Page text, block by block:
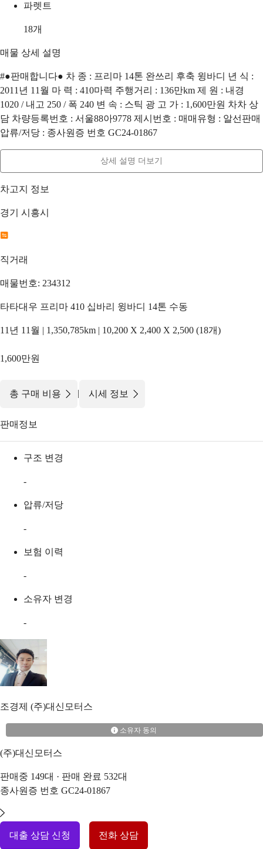
파렛트
18개
매물 상세 설명
#●판매합니다● 차 종 : 프리마 14톤 완쓰리 후축 윙바디 년 식 :
2011년 11월 마 력 : 410마력 주행거리 : 136만km 제 원 : 내경
1020 / 내고 250 / 폭 240 변 속 : 스틱 광 고 가 : 1,600만원 차차 상
담 차량등록번호 : 서울88아9778 제시번호 : 매매유형 : 알선판매
압류/저당 : 종사원증 번호 GC24-01867
상세 설명 더보기
차고지 정보
경기 시흥시
직거래
매물번호: 234312
타타대우 프리마 410 십바리 윙바디 14톤 수동
11년 11월 | 1,350,785km | 10,200 X 2,400 X 2,500 (18개)
1,600만원
총 구매 비용 | 시세 정보
판매정보
구조 변경
-
압류/저당
-
보험 이력
-
소유자 변경
-
조경제 (주)대신모터스
소유자 동의
(주)대신모터스
판매중 149대 · 판매 완료 532대
종사원증 번호 GC24-01867
대출 상담 신청 전화 상담